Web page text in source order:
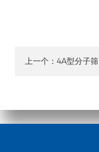
上一个： 4A型分子筛